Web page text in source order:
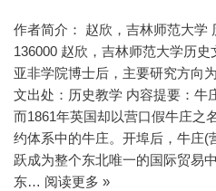
作者简介： 赵欣，吉林师范大学
136000 赵欣，吉林师范大学历
亚非学院博士后，主要研究方向
文出处：历史教学 内容提要：牛
而1861年英国却以营口假牛庄之
约体系中的牛庄。开埠后，牛庄(
跃成为整个东北唯一的国际贸易
东… 阅读更多 »